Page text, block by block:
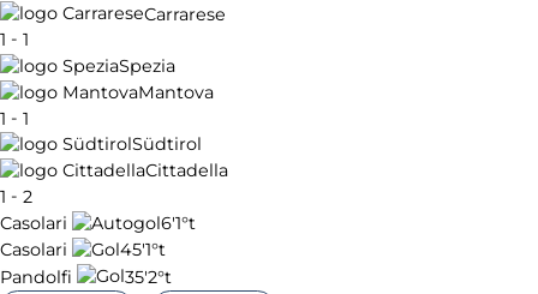
Carrarese
1 - 1
Spezia
Mantova
1 - 1
Südtirol
Cittadella
1 - 2
Casolari
6'1°t
Casolari
45'1°t
Pandolfi
35'2°t